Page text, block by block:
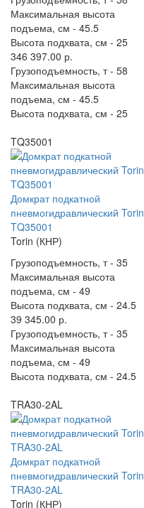
Максимальная высота
подъема, см - 45.5
Высота подхвата, см - 25
346 397.00 р.
Грузоподъемность, т - 58
Максимальная высота
подъема, см - 45.5
Высота подхвата, см - 25
TQ35001
Домкрат подкатной
пневмогидравлический Torin
TQ35001
Torin (КНР)
Грузоподъемность, т - 35
Максимальная высота
подъема, см - 49
Высота подхвата, см - 24.5
39 345.00 р.
Грузоподъемность, т - 35
Максимальная высота
подъема, см - 49
Высота подхвата, см - 24.5
TRA30-2AL
Домкрат подкатной
пневмогидравлический Torin
TRA30-2AL
Torin (КНР)